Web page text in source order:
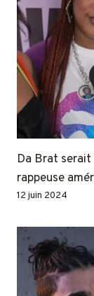
Da Brat
rappeuse
12 juin 2024